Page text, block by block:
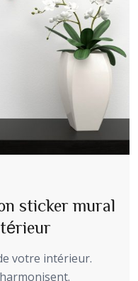
sticker mural
votre intérieur.